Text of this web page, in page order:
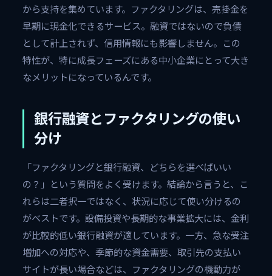
から支持を集めています。ファクタリングは、売掛金を
早期に現金化できるサービス。融資ではないので負債
として計上されず、信用情報にも影響しません。この
特性が、特に成長フェーズにある中小企業にとって大き
なメリットになっているんです。
銀行融資とファクタリングの使い
分け
「ファクタリングと銀行融資、どちらを選べばいい
の？」という質問をよく受けます。結論から言うと、こ
れらは二者択一ではなく、状況に応じて使い分けるの
がベストです。設備投資や長期的な事業拡大には、金利
が比較的低い銀行融資が適しています。一方、急な受注
増加への対応や、季節的な資金需要、取引先の支払い
サイトが長い場合などは、ファクタリングの機動力が